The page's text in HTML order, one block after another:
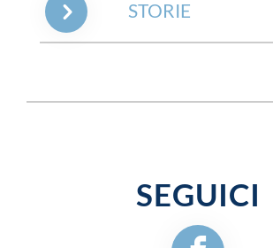
STORIE
SEGUICI